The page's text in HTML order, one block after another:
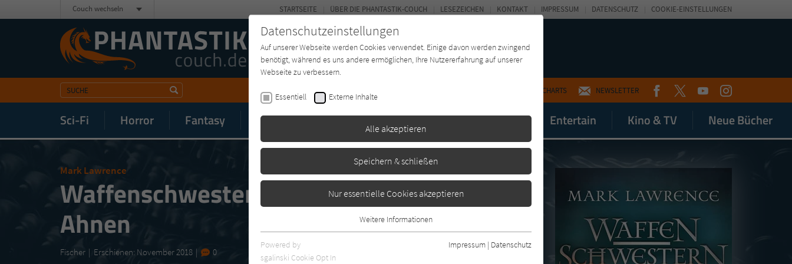
CHARTS NEWSLETTER FACEBOOKTWITTERYOUTUBEINSTAGRAM
Sci-Fi Horror Fantasy Mystery Buchtyp Autor*in Magazin Entertain Kino & TV Neue Bücher
STARTSEITE ÜBER DIE PHANTASTIK-COUCH LESEZEICHEN KONTAKT IMPRESSUM DATENSCHUTZ COOKIE-EINSTELLUNGEN
Couch wechseln
Mark Lawrence
Waffenschwestern: Das erste Buch des
Ahnen
Fischer Erschienen: November 2018 0
Datenschutzeinstellungen
Auf unserer Webseite werden Cookies verwendet. Einige davon werden zwingend
benötigt, während es uns andere ermöglichen, Ihre Nutzererfahrung auf unserer
Webseite zu verbessern.
Essentiell Externe Inhalte
Alle akzeptieren
Speichern & schließen
Nur essentielle Cookies akzeptieren
Essentielle Cookies werden für grundlegende Funktionen der Webseite
benötigt. Dadurch ist gewährleistet, dass die Webseite einwandfrei
Weitere Informationen
Powered by
sgalinski Cookie Opt In
Impressum | Datenschutz